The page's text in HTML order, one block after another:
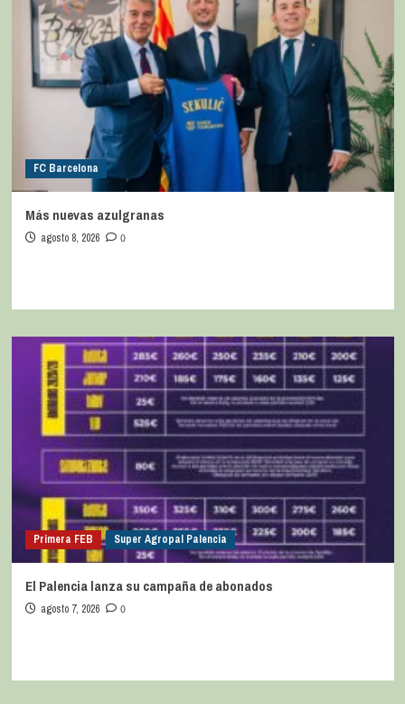
FC Barcelona
Más nuevas azulgranas
agosto 8, 2026 0
Primera FEB Super Agropal Palencia
El Palencia lanza su campaña de abonados
agosto 7, 2026 0